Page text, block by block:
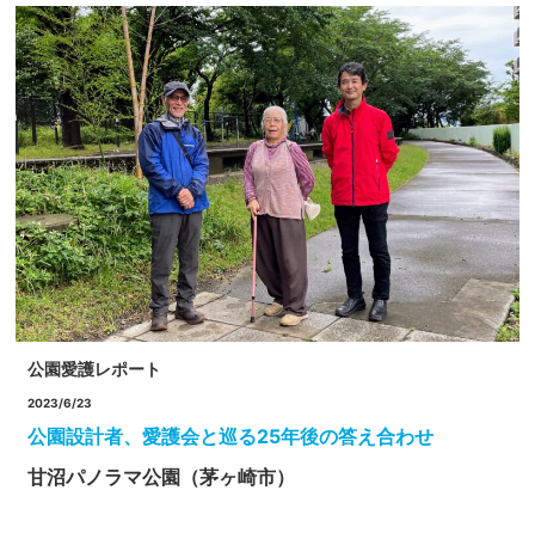
公園愛護レポート
2023/6/23
公園設計者、愛護会と巡る25年後の答え合わせ
甘沼パノラマ公園（茅ヶ崎市）